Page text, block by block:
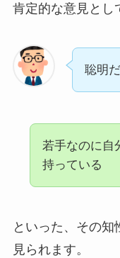
肯定的な意見とし
聡明だ
若手なのに自
持っている
といった、その知
見られます。